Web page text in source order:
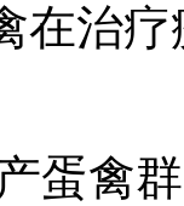
在治
蛋禽